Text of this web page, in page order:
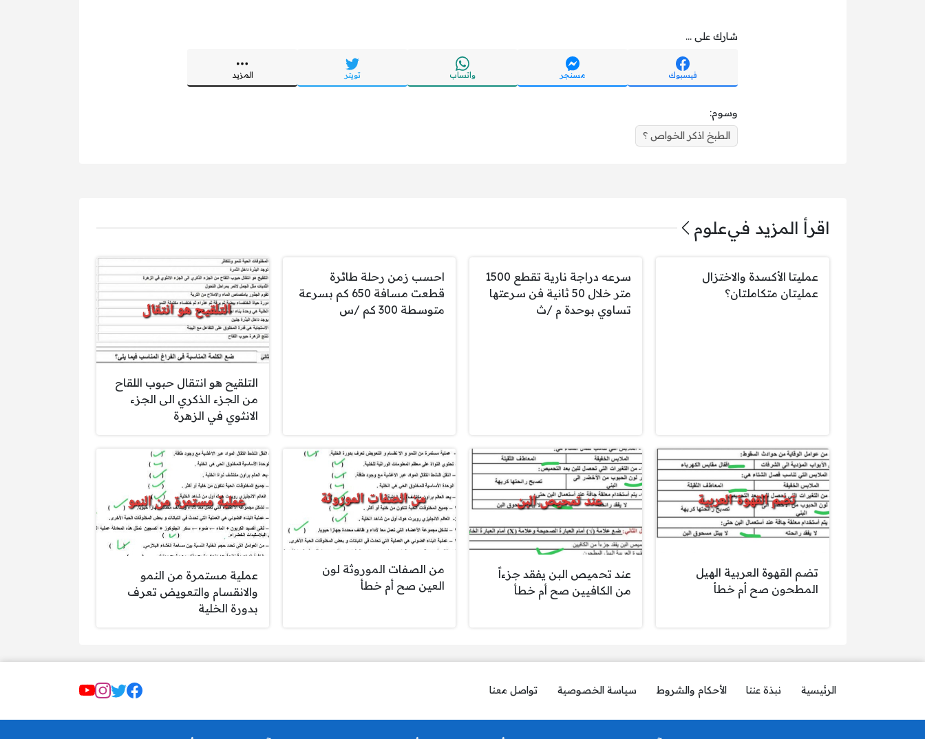
شارك على ...
فيسبوك مسنجر واتساب تويتر المزيد
وسوم:
الطبخ اذكر الخواص ؟
اقرأ المزيد فيعلوم
عمليتا الأكسدة والاختزال
عمليتان متكاملتان؟
سرعه دراجة نارية تقطع 1500
متر خلال 50 ثانية فن سرعتها
تساوي بوحدة م /ث
احسب زمن رحلة طائرة
قطعت مسافة 650 كم بسرعة
متوسطة 300 كم /س
التلقيح هو انتقال حبوب اللقاح
من الجزء الذكري الى الجزء
الانثوي في الزهرة
تضم القهوة العربية الهيل
المطحون صح أم خطأ
عند تحميص البن يفقد جزءاً
من الكافيين صح أم خطأ
من الصفات الموروثة لون
العين صح أم خطأ
عملية مستمرة من النمو
والانقسام والتعويض تعرف
بدورة الخلية
الرئيسية نبذة عننا الأحكام والشروط سياسة الخصوصية تواصل معنا مواقع التواصل